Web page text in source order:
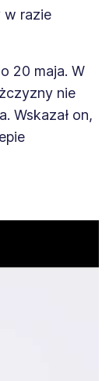
w razie
20 maja. W
nie
Wskazał on,